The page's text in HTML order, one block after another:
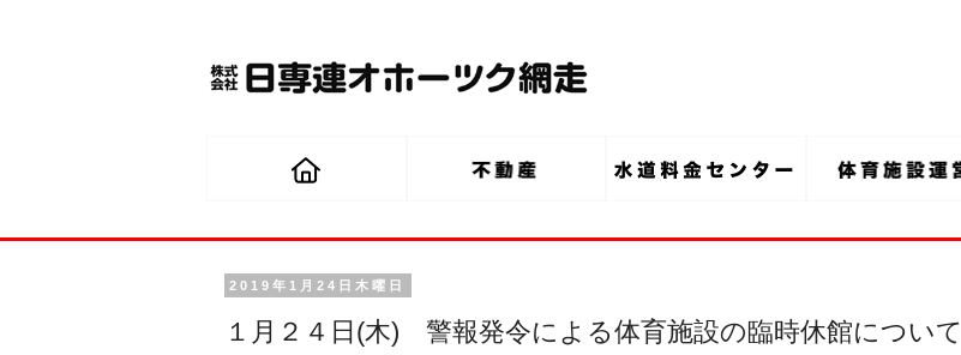
2019年1月24日木曜日
１月２４日(木) 警報発令による体育施設の臨時休館について